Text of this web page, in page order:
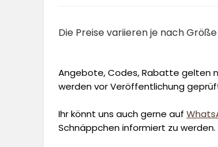
Die Preise variieren je nach Größe
Angebote, Codes, Rabatte gelten
werden vor Veröffentlichung
Ihr könnt uns auch gerne auf
Schnäppchen informiert zu werden.